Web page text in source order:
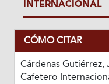
INTERNACIONAL
CÓMO CITAR
Cárdenas Gutiérrez,
Cafetero